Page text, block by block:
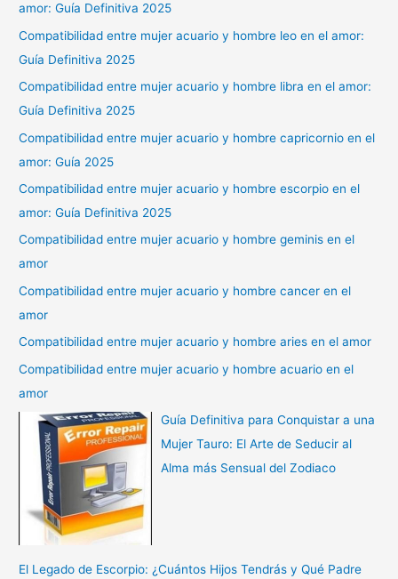
amor: Guía Definitiva 2025
Compatibilidad entre mujer acuario y hombre leo en el amor:
Guía Definitiva 2025
Compatibilidad entre mujer acuario y hombre libra en el amor:
Guía Definitiva 2025
Compatibilidad entre mujer acuario y hombre capricornio en el
amor: Guía 2025
Compatibilidad entre mujer acuario y hombre escorpio en el
amor: Guía Definitiva 2025
Compatibilidad entre mujer acuario y hombre geminis en el
amor
Compatibilidad entre mujer acuario y hombre cancer en el
amor
Compatibilidad entre mujer acuario y hombre aries en el amor
Compatibilidad entre mujer acuario y hombre acuario en el
amor
Guía Definitiva para Conquistar a una
Mujer Tauro: El Arte de Seducir al
Alma más Sensual del Zodiaco
El Legado de Escorpio: ¿Cuántos Hijos Tendrás y Qué Padre